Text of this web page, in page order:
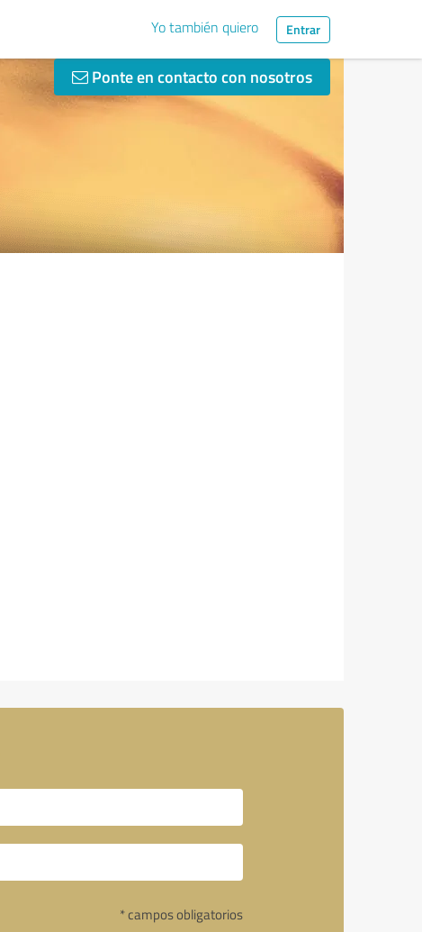
Yo también quiero Entrar
Ponte en contacto con nosotros
* campos obligatorios